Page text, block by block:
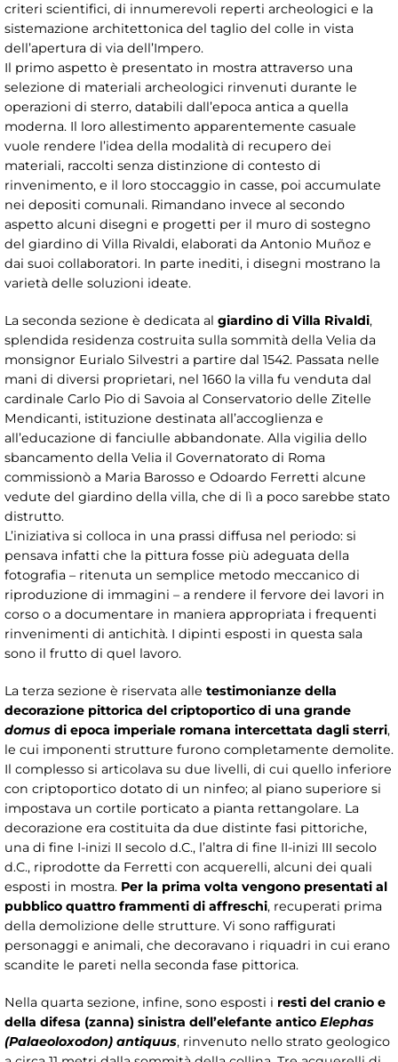
criteri scientifici, di innumerevoli reperti archeologici e la
sistemazione architettonica del taglio del colle in vista
dell’apertura di via dell’Impero.
Il primo aspetto è presentato in mostra attraverso una
selezione di materiali archeologici rinvenuti durante le
operazioni di sterro, databili dall’epoca antica a quella
moderna. Il loro allestimento apparentemente casuale
vuole rendere l’idea della modalità di recupero dei
materiali, raccolti senza distinzione di contesto di
rinvenimento, e il loro stoccaggio in casse, poi accumulate
nei depositi comunali. Rimandano invece al secondo
aspetto alcuni disegni e progetti per il muro di sostegno
del giardino di Villa Rivaldi, elaborati da Antonio Muñoz e
dai suoi collaboratori. In parte inediti, i disegni mostrano la
varietà delle soluzioni ideate.
La seconda sezione è dedicata al giardino di Villa Rivaldi,
splendida residenza costruita sulla sommità della Velia da
monsignor Eurialo Silvestri a partire dal 1542. Passata nelle
mani di diversi proprietari, nel 1660 la villa fu venduta dal
cardinale Carlo Pio di Savoia al Conservatorio delle Zitelle
Mendicanti, istituzione destinata all’accoglienza e
all’educazione di fanciulle abbandonate. Alla vigilia dello
sbancamento della Velia il Governatorato di Roma
commissionò a Maria Barosso e Odoardo Ferretti alcune
vedute del giardino della villa, che di lì a poco sarebbe stato
distrutto.
L’iniziativa si colloca in una prassi diffusa nel periodo: si
pensava infatti che la pittura fosse più adeguata della
fotografia – ritenuta un semplice metodo meccanico di
riproduzione di immagini – a rendere il fervore dei lavori in
corso o a documentare in maniera appropriata i frequenti
rinvenimenti di antichità. I dipinti esposti in questa sala
sono il frutto di quel lavoro.
La terza sezione è riservata alle testimonianze della
decorazione pittorica del criptoportico di una grande
domus di epoca imperiale romana intercettata dagli sterri,
le cui imponenti strutture furono completamente demolite.
Il complesso si articolava su due livelli, di cui quello inferiore
con criptoportico dotato di un ninfeo; al piano superiore si
impostava un cortile porticato a pianta rettangolare. La
decorazione era costituita da due distinte fasi pittoriche,
una di fine I-inizi II secolo d.C., l’altra di fine II-inizi III secolo
d.C., riprodotte da Ferretti con acquerelli, alcuni dei quali
esposti in mostra. Per la prima volta vengono presentati al
pubblico quattro frammenti di affreschi, recuperati prima
della demolizione delle strutture. Vi sono raffigurati
personaggi e animali, che decoravano i riquadri in cui erano
scandite le pareti nella seconda fase pittorica.
Nella quarta sezione, infine, sono esposti i resti del cranio e
della difesa (zanna) sinistra dell’elefante antico Elephas
(Palaeoloxodon) antiquus, rinvenuto nello strato geologico